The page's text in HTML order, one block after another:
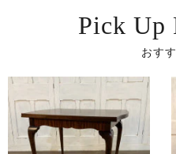
Pick Up
おす